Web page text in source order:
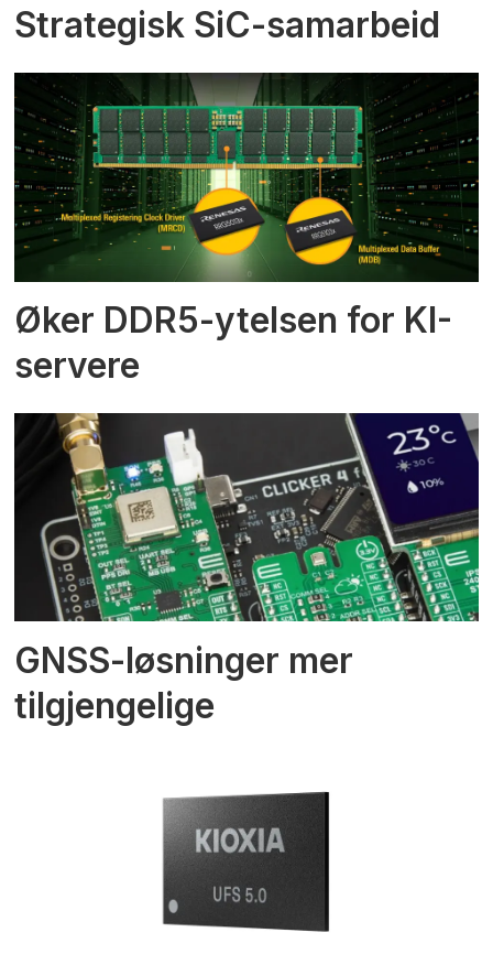
Strategisk SiC-samarbeid
Øker DDR5-ytelsen for KI-
servere
GNSS-løsninger mer
tilgjengelige